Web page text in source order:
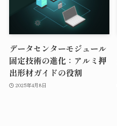
データセンターモジュール
固定技術の進化：アルミ押
出形材ガイドの役割
2025年4月8日